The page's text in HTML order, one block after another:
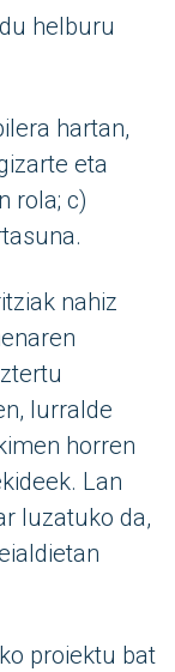
helburu
hartan,
eta
rola; c)
nahiz
lurralde
horren
Lan
luzatuko da,
proiektu bat